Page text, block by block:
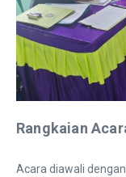
Rangkaian
Acara diawali